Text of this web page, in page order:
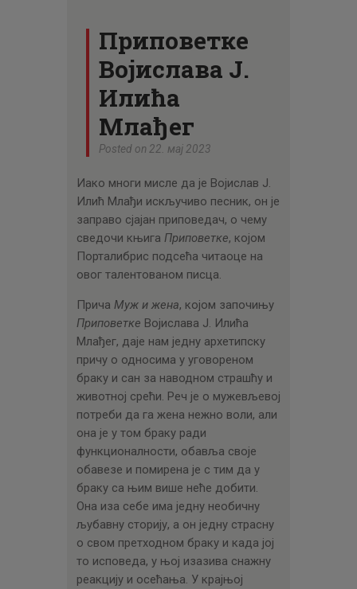
Приповетке
Војислава Ј.
Илића
Млађег
Posted on 22. мај 2023
Иако многи мисле да је Војислав Ј.
Илић Млађи искључиво песник, он је
заправо сјајан приповедач, о чему
сведочи књига Приповетке, којом
Порталибрис подсећа читаоце на
овог талентованом писца.
Прича Муж и жена, којом започињу
Приповетке Војислава Ј. Илића
Млађег, даје нам једну архетипску
причу о односима у уговореном
браку и сан за наводном страшћу и
животној срећи. Реч је о мужевљевој
потреби да га жена нежно воли, али
она је у том браку ради
функционалности, обавља своје
обавезе и помирена је с тим да у
браку са њим више неће добити.
Она иза себе има једну необичну
љубавну сторију, а он једну страсну
о свом претходном браку и када јој
то исповеда, у њој изазива снажну
реакцију и осећања. У крајњој